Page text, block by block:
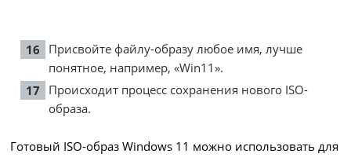
Присвойте файлу-образу любое имя, лучше
понятное, например, «Win11».
Происходит процесс сохранения нового ISO-
образа.
Готовый ISO-образ Windows 11 можно использовать для